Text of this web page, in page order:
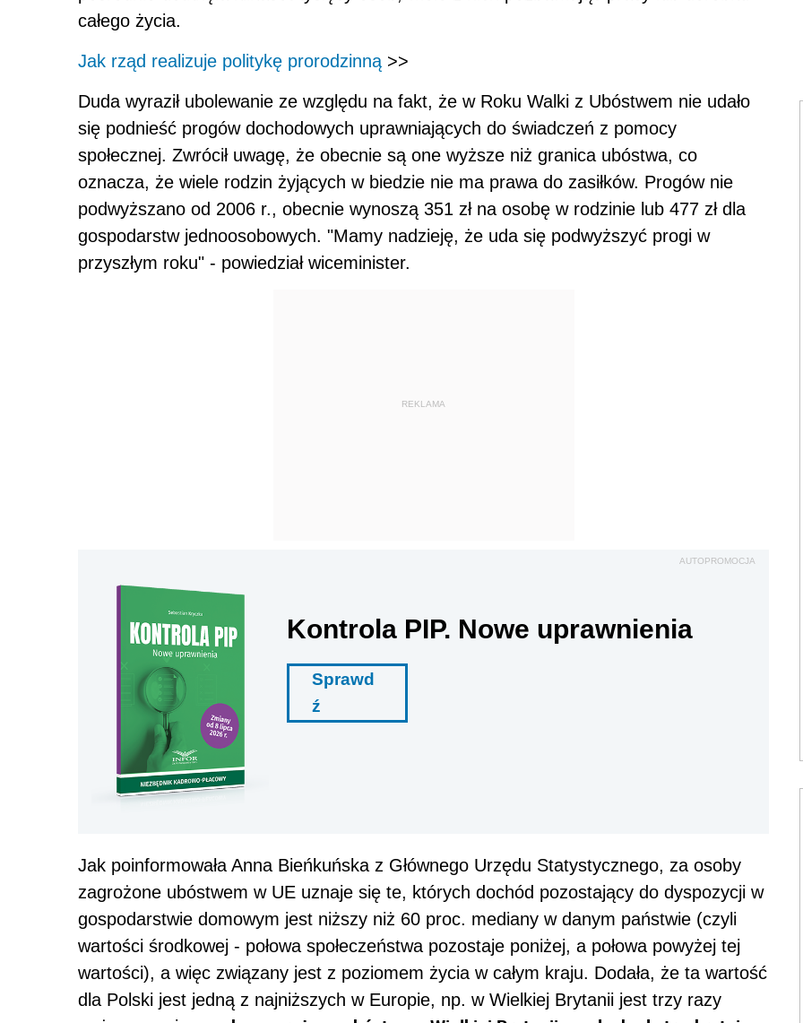
całego życia.
Jak rząd realizuje politykę prorodzinną >>
Duda wyraził ubolewanie ze względu na fakt, że w Roku Walki z Ubóstwem nie udało
się podnieść progów dochodowych uprawniających do świadczeń z pomocy
społecznej. Zwrócił uwagę, że obecnie są one wyższe niż granica ubóstwa, co
oznacza, że wiele rodzin żyjących w biedzie nie ma prawa do zasiłków. Progów nie
podwyższano od 2006 r., obecnie wynoszą 351 zł na osobę w rodzinie lub 477 zł dla
gospodarstw jednoosobowych. "Mamy nadzieję, że uda się podwyższyć progi w
przyszłym roku" - powiedział wiceminister.
REKLAMA
AUTOPROMOCJA
Kontrola PIP. Nowe uprawnienia
Sprawd
ź
Jak poinformowała Anna Bieńkuńska z Głównego Urzędu Statystycznego, za osoby
zagrożone ubóstwem w UE uznaje się te, których dochód pozostający do dyspozycji w
gospodarstwie domowym jest niższy niż 60 proc. mediany w danym państwie (czyli
wartości środkowej - połowa społeczeństwa pozostaje poniżej, a połowa powyżej tej
wartości), a więc związany jest z poziomem życia w całym kraju. Dodała, że ta wartość
dla Polski jest jedną z najniższych w Europie, np. w Wielkiej Brytanii jest trzy razy